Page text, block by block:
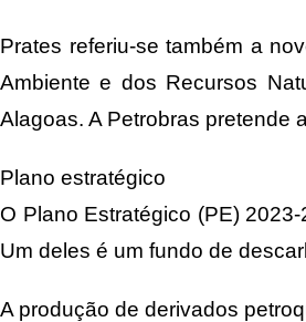
Prates referiu-se também a
Ambiente e dos Recursos
Alagoas. A Petrobras pretende
Plano estratégico
O Plano Estratégico (PE)
Um deles é um fundo de
A produção de derivados